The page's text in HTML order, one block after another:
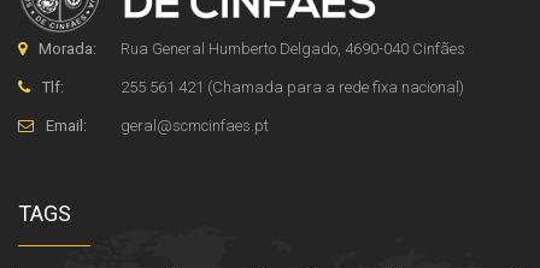
Morada: Rua General Humberto Delgado, 4690-040 Cinfães
Tlf: 255 561 421 (Chamada para a rede fixa nacional)
Email: geral @scmcinfaes.pt
TAGS